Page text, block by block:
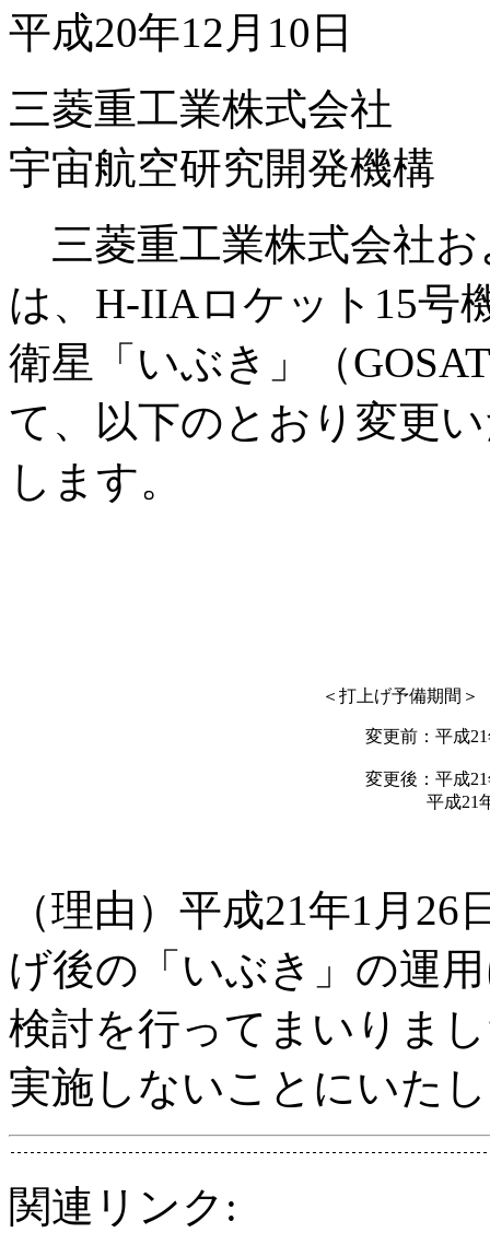
平成20年12月10日
三菱重工業株式会社
宇宙航空研究開発機構
三菱重工業株式会社お
は、H-IIAロケット15号
衛星「いぶき」（
て、以下のとおり変更
します。
＜打上げ予備期間＞
変更前：平成
変更後：平成
平成21
（理由）平成21年1月
げ後の「いぶき」の運
検討を行ってまいりま
実施しないことにいた
関連リンク: